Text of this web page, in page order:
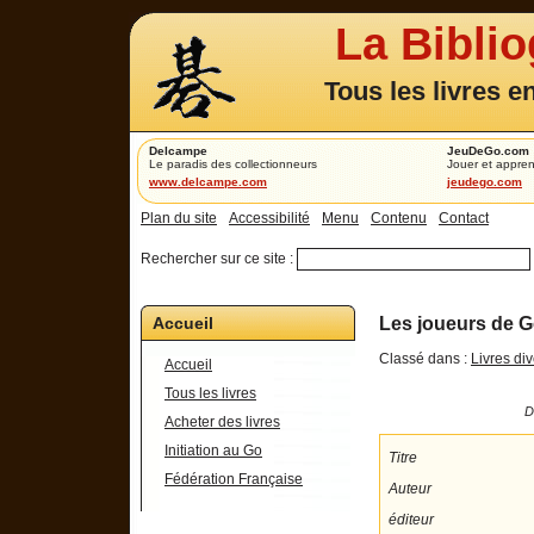
La
Tous les livres
Delcampe
Le paradis des collectionneurs
www.delcampe.com
JeuDeGo.com
Jouer et
jeudego.com
Plan du site Accessibilité Menu Contenu Contact
Rechercher sur ce site :
Accueil
Accueil
Tous les livres
Acheter des livres
Initiation au Go
Fédération Française
Les joueurs de
Classé dans : Livres
Titre
Auteur
éditeur